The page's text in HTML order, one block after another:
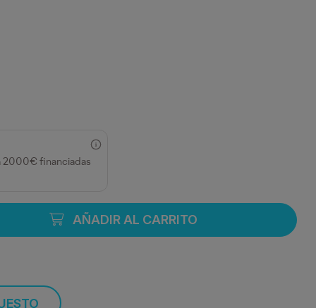
2000€ financiadas
AÑADIR AL CARRITO